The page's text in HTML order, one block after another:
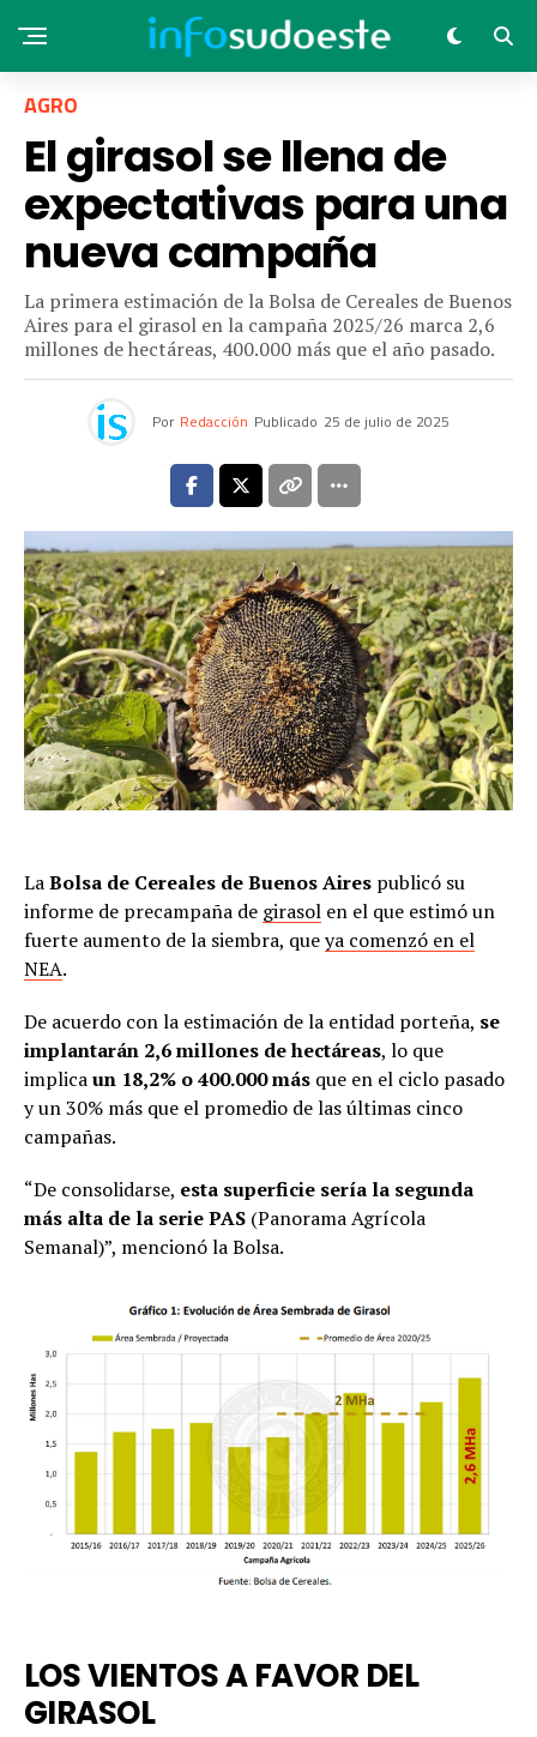
AGRO
El girasol se llena de
expectativas para una
nueva campaña
La primera estimación de la Bolsa de Cereales de Buenos
Aires para el girasol en la campaña 2025/26 marca 2,6
millones de hectáreas, 400.000 más que el año pasado.
Por Redacción Publicado 25 de julio de 2025
LaBolsa de Cereales de Buenos Aires publicó su
informe de precampaña de girasol en el que estimó un
fuerte aumento de la siembra, queya comenzó en el
NEA.
De acuerdo con la estimación de la entidad porteña, se
implantarán 2,6 millones de hectáreas, lo que
implicaun 18,2% o 400.000 más que en el ciclo pasado
y un 30% más que el promedio de las últimas cinco
campañas.
“De consolidarse, esta superficie sería la segunda
más alta de la serie PAS (Panorama Agrícola
Semanal)”, mencionó la Bolsa.
LOS VIENTOS A FAVOR DEL
GIRASOL